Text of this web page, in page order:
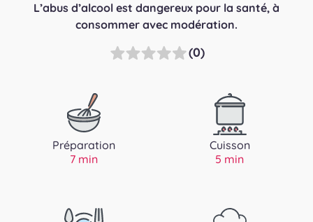
L’abus d’alcool est dangereux pour la santé, à
consommer avec modération.
(0)
Préparation
7 min
Cuisson
5 min